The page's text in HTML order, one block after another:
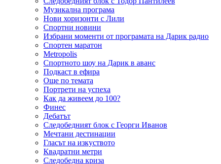
Музикална програма
Нови хоризонти с Лили
Спортни новини
Избрани моменти от програмата на Дарик радио
Спортен маратон
Metropolis
Спортното шоу на Дарик в аванс
Подкаст в ефира
Още по темата
Портрети на успеха
Как да живеем до 100?
Финес
Дебатът
Следобедният блок с Георги Иванов
Мечтани дестинации
Гласът на изкуството
Квадратни метри
Следобедна криза